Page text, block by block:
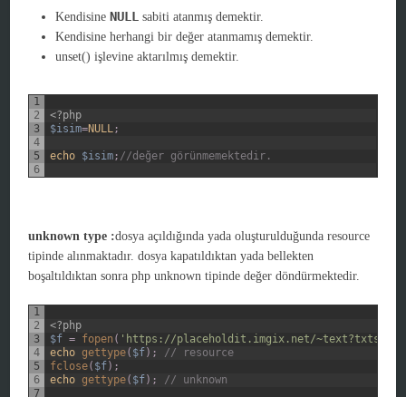
Kendisine NULL sabiti atanmış demektir.
Kendisine herhangi bir değer atanmamış demektir.
unset() işlevine aktarılmış demektir.
1
2
3
4
5
6
<?php
$isim=NULL;
echo $isim; //değer görünmemektedir.
unknown type :dosya açıldığında yada oluşturulduğunda resource
tipinde alınmaktadır. dosya kapatıldıktan yada bellekten
boşaltıldıktan sonra php unknown tipinde değer döndürmektedir.
1
2
3
4
5
6
7
<?php
$f = fopen ( 'https://placeholdit.imgix.net/
echo gettype( $f) ;
// resource
fclose( $f) ;
echo gettype( $f) ; // unknown